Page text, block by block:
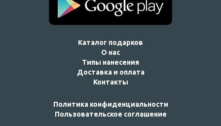
Каталог подарков
О нас
Типы нанесения
Доставка и оплата
Контакты
Политика конфиденциальности
Пользовательское соглашение